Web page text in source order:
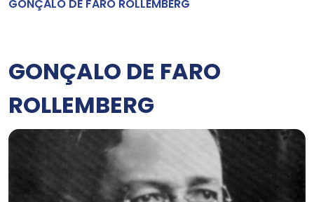
GONÇALO DE FARO ROLLEMBERG
GONÇALO DE FARO
ROLLEMBERG